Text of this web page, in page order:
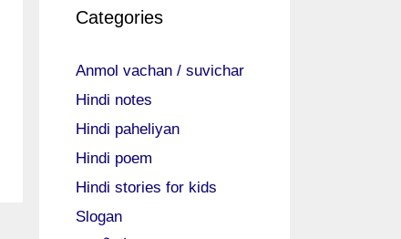
Categories
Anmol vachan / suvichar
Hindi notes
Hindi paheliyan
Hindi poem
Hindi stories for kids
Slogan